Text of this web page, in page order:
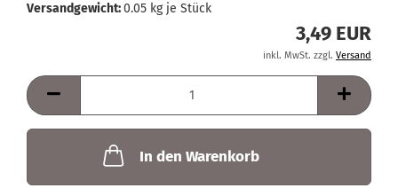
Versandgewicht:0.05 kg je Stück
3,49 EUR
inkl. MwSt. zzgl. Versand
In den Warenkorb